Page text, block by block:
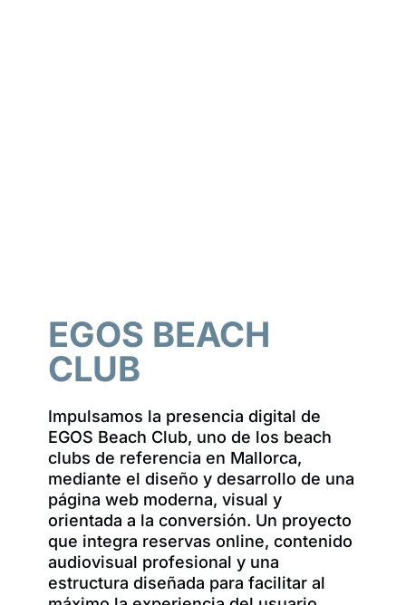
EGOS BEACH
CLUB
Impulsamos la presencia digital de
EGOS Beach Club, uno de los beach
clubs de referencia en Mallorca,
mediante el diseño y desarrollo de una
página web moderna, visual y
orientada a la conversión. Un proyecto
que integra reservas online, contenido
audiovisual profesional y una
estructura diseñada para facilitar al